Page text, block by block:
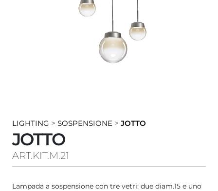
LIGHTING >SOSPENSIONE >JOTTO
JOTTO
ART.KIT.M.21
Lampada a sospensione con tre vetri: due diam.15 e uno